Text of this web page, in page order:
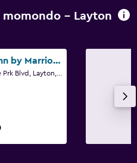
- Layton
Fairfield Inn by Marriott Salt Lake City Layton